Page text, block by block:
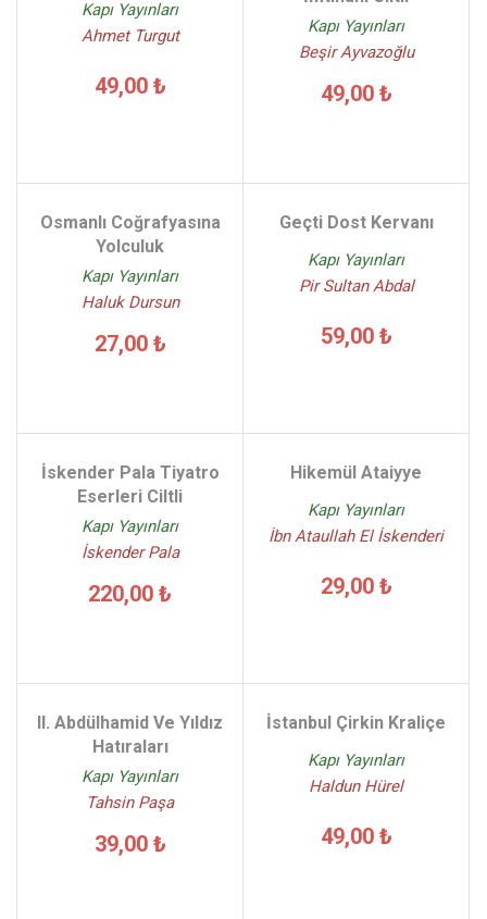
Kapı Yayınları
Ahmet Turgut
49,00 ₺
Kapı Yayınları
Beşir Ayvazoğlu
49,00 ₺
Osmanlı Coğrafyasına
Yolculuk
Kapı Yayınları
Haluk Dursun
27,00 ₺
Geçti Dost Kervanı
Kapı Yayınları
Pir Sultan Abdal
59,00 ₺
İskender Pala Tiyatro
Eserleri Ciltli
Kapı Yayınları
İskender Pala
220,00 ₺
Hikemül Ataiyye
Kapı Yayınları
İbn Ataullah El İskenderi
29,00 ₺
II. Abdülhamid Ve Yıldız
Hatıraları
Kapı Yayınları
Tahsin Paşa
39,00 ₺
İstanbul Çirkin Kraliçe
Kapı Yayınları
Haldun Hürel
49,00 ₺